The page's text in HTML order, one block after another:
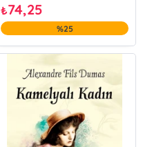
₺74,25
%25